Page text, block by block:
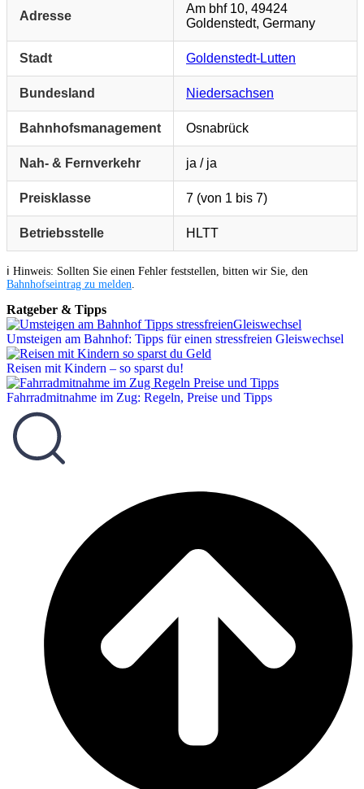
Adresse
Am bhf 10, 49424
Goldenstedt, Germany
Stadt Goldenstedt-Lutten
Bundesland Niedersachsen
Bahnhofsmanagement Osnabrück
Nah- & Fernverkehr ja / ja
Preisklasse 7 (von 1 bis 7)
Betriebsstelle HLTT
ℹ️ Hinweis: Sollten Sie einen Fehler feststellen, bitten wir Sie, den
Bahnhofseintrag zu melden
Ratgeber & Tipps
Umsteigen am Bahnhof: Tipps für einen stressfreien Gleiswechsel
Reisen mit Kindern – so sparst du!
Fahrradmitnahme im Zug: Regeln, Preise und Tipps